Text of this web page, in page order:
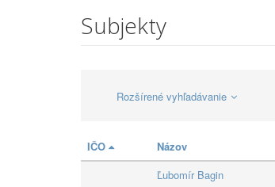
Subjekty
Rozšírené vyhľadávanie
IČO Názov
Ľubomír Bagin